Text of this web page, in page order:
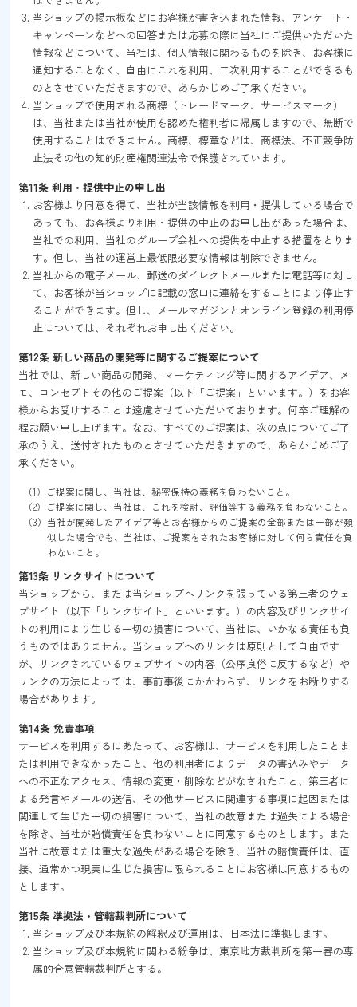
当ショップの掲示板などにお客様が書き込まれた情報、アンケート・
キャンペーンなどへの回答または応募の際に当社にご提供いただいた
情報などについて、当社は、個人情報に関わるものを除き、お客様に
通知することなく、自由にこれを利用、二次利用することができるも
のとさせていただきますので、あらかじめご了承ください。
当ショップで使用される商標（トレードマーク、サービスマーク）
は、当社または当社が使用を認めた権利者に帰属しますので、無断で
使用することはできません。商標、標章などは、商標法、不正競争防
止法その他の知的財産権関連法令で保護されています。
第11条 利用・提供中止の申し出
お客様より同意を得て、当社が当該情報を利用・提供している場合で
あっても、お客様より利用・提供の中止のお申し出があった場合は、
当社での利用、当社のグループ会社への提供を中止する措置をとりま
す。但し、当社の運営上最低限必要な情報は削除できません。
当社からの電子メール、郵送のダイレクトメールまたは電話等に対し
て、お客様が当ショップに記載の窓口に連絡をすることにより停止す
ることができます。但し、メールマガジンとオンライン登録の利用停
止については、それぞれお申し出ください。
第12条 新しい商品の開発等に関するご提案について
当社では、新しい商品の開発、マーケティング等に関するアイデア、メ
モ、コンセプトその他のご提案（以下「ご提案」といいます。）をお客
様からお受けすることは遠慮させていただいております。何卒ご理解の
程お願い申し上げます。なお、すべてのご提案は、次の点についてご了
承のうえ、送付されたものとさせていただきますので、あらかじめご了
承ください。
（1）ご提案に関し、当社は、秘密保持の義務を負わないこと。
（2）ご提案に関し、当社は、これを検討、評価等する義務を負わないこと。
（3）当社が開発したアイデア等とお客様からのご提案の全部または一部が類
似した場合でも、当社は、ご提案をされたお客様に対して何ら責任を負
わないこと。
第13条 リンクサイトについて
当ショップから、または当ショップへリンクを張っている第三者のウェ
ブサイト（以下「リンクサイト」といいます。）の内容及びリンクサイ
トの利用により生じる一切の損害について、当社は、いかなる責任も負
うものではありません。当ショップへのリンクは原則として自由です
が、リンクされているウェブサイトの内容（公序良俗に反するなど）や
リンクの方法によっては、事前事後にかかわらず、リンクをお断りする
場合があります。
第14条 免責事項
サービスを利用するにあたって、お客様は、サービスを利用したことま
たは利用できなかったこと、他の利用者によりデータの書込みやデータ
への不正なアクセス、情報の変更・削除などがなされたこと、第三者に
よる発言やメールの送信、その他サービスに関連する事項に起因または
関連して生じた一切の損害について、当社の故意または過失による場合
を除き、当社が賠償責任を負わないことに同意するものとします。また
当社に故意または重大な過失がある場合を除き、当社の賠償責任は、直
接、通常かつ現実に生じた損害に限られることにお客様は同意するもの
とします。
第15条 準拠法・管轄裁判所について
当ショップ及び本規約の解釈及び運用は、日本法に準拠します。
当ショップ及び本規約に関わる紛争は、東京地方裁判所を第一審の専
属的合意管轄裁判所とする。